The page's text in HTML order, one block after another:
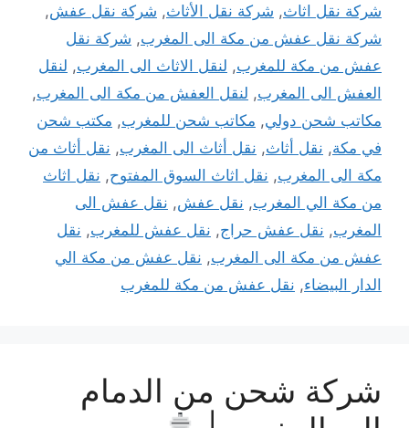
شركة نقل اثاث, شركة نقل الأثاث, شركة نقل عفش,
شركة نقل عفش من مكة الى المغرب, شركة نقل
عفش من مكة للمغرب, لنقل الاثاث الى المغرب, لنقل
العفش الى المغرب, لنقل العفش من مكة الى المغرب,
مكاتب شحن دولي, مكاتب شحن للمغرب, مكتب شحن
في مكة, نقل أثاث, نقل أثاث الى المغرب, نقل أثاث من
مكة الى المغرب, نقل اثاث السوق المفتوح, نقل اثاث
من مكة الي المغرب, نقل عفش, نقل عفش الى
المغرب, نقل عفش حراج, نقل عفش للمغرب, نقل
عفش من مكة الى المغرب, نقل عفش من مكة الي
الدار البيضاء, نقل عفش من مكة للمغرب
شركة شحن من الدمام